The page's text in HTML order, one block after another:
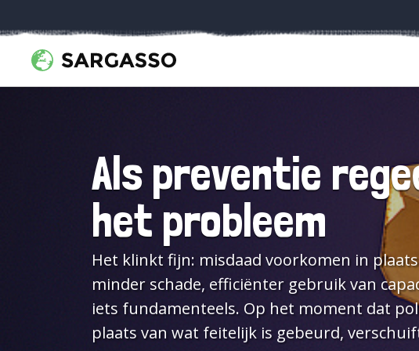
Als preventie
het probleem
Het klinkt fijn: misdaad voorkomen in
minder schade, efficiënter gebruik van
iets fundamenteels. Op het moment dat
plaats van wat feitelijk is gebeurd,